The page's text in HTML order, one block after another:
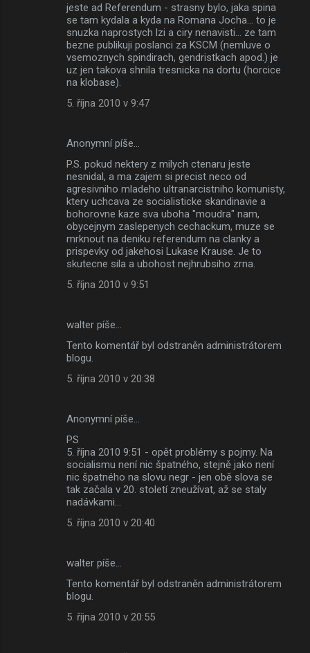
jeste ad Referendum - strasny bylo, jaka spina
se tam kydala a kyda na Romana Jocha... to je
snuzka naprostych lzi a ciry nenavisti... ze tam
bezne publikuji poslanci za KSCM (nemluve o
vsemoznych spindirach, gendristkach apod.) je
uz jen takova shnila tresnicka na dortu (horcice
na klobase).
5. října 2010 v 9:47
Anonymní píše…
P.S. pokud nektery z milych ctenaru jeste
nesnidal, a ma zajem si precist neco od
agresivniho mladeho ultranarcistniho komunisty,
ktery uchcava ze socialisticke skandinavie a
bohorovne kaze sva uboha "moudra" nam,
obycejnym zaslepenych cechackum, muze se
mrknout na deniku referendum na clanky a
prispevky od jakehosi Lukase Krause. Je to
skutecne sila a ubohost nejhrubsiho zrna.
5. října 2010 v 9:51
walter píše…
Tento komentář byl odstraněn administrátorem
blogu.
5. října 2010 v 20:38
Anonymní píše…
PS
5. října 2010 9:51 - opět problémy s pojmy. Na
socialismu není nic špatného, stejně jako není
nic špatného na slovu negr - jen obě slova se
tak začala v 20. století zneužívat, až se staly
nadávkami...
5. října 2010 v 20:40
walter píše…
Tento komentář byl odstraněn administrátorem
blogu.
5. října 2010 v 20:55